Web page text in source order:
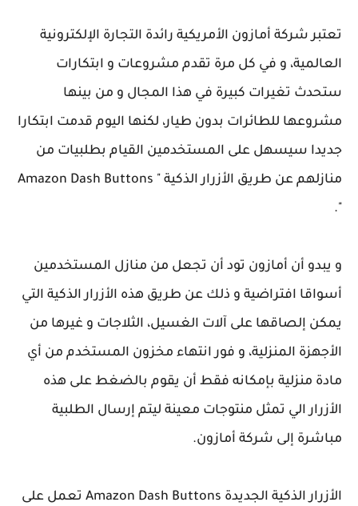
تعتبر شركة أمازون الأمريكية رائدة التجارة الإلكترونية
العالمية، و في كل مرة تقدم مشروعات و ابتكارات
ستحدث تغيرات كبيرة في هذا المجال و من بينها
مشروعها للطائرات بدون طيار، لكنها اليوم قدمت ابتكارا
جديدا سيسهل على المستخدمين القيام بطلبيات من
منازلهم عن طريق الأزرار الذكية " Amazon Dash Buttons
".
و يبدو أن أمازون تود أن تجعل من منازل المستخدمين
أسواقا افتراضية و ذلك عن طريق هذه الأزرار الذكية التي
يمكن إلصاقها على آلات الغسيل، الثلاجات و غيرها من
الأجهزة المنزلية، و فور انتهاء مخزون المستخدم من أي
مادة منزلية بإمكانه فقط أن يقوم بالضغط على هذه
الأزرار الي تمثل منتوجات معينة ليتم إرسال الطلبية
مباشرة إلى شركة أمازون.
الأزرار الذكية الجديدة Amazon Dash Buttons تعمل على